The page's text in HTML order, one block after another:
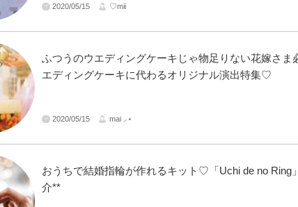
2020/05/15 ♡mii
ふつうのウエディングケーキじゃ物足りない花嫁さま
エディングケーキに代わるオリジナル演出特集♡
2020/05/15 mai ⸝⋆
おうちで結婚指輪が作れるキット♡「Uchi de no Ring
介**